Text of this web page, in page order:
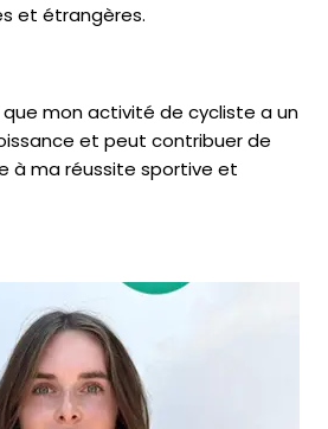
et étrangères.
que mon activité de cycliste a un
et peut contribuer de
à ma réussite sportive et